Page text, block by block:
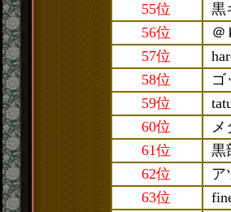
55位
黒
56位
＠
57位
58位
ゴ
59位
60位
メ
61位
黒
62位
ア
63位